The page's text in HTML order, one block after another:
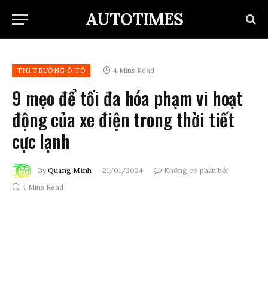
AUTOTIMES
THỊ TRƯỜNG Ô TÔ 4 Mins Read
9 mẹo để tối đa hóa phạm vi hoạt
động của xe điện trong thời tiết
cực lạnh
By Quang Minh 21/01/2024
Không có phản hồi
4 Mins Read